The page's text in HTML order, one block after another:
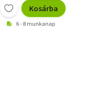
Kosárba
6 - 8 munkanap